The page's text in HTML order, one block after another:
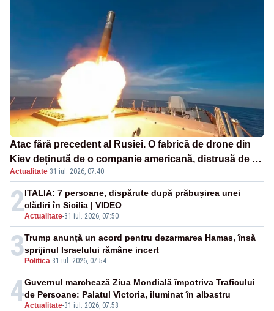
Atac fără precedent al Rusiei. O fabrică de drone din
Kiev deținută de o companie americană, distrusă de o
rachetă rusească
Actualitate·31 iul. 2026, 07:40
2Actualitate-31 iul. 2026, 07:50
ITALIA: 7 persoane, dispărute după prăbușirea unei
clădiri în Sicilia | VIDEO
3 Politica-31 iul. 2026, 07:54
Trump anunță un acord pentru dezarmarea Hamas, însă
sprijinul Israelului rămâne incert
4Actualitate-31 iul. 2026, 07:58
Guvernul marchează Ziua Mondială împotriva Traficului
de Persoane: Palatul Victoria, iluminat în albastru